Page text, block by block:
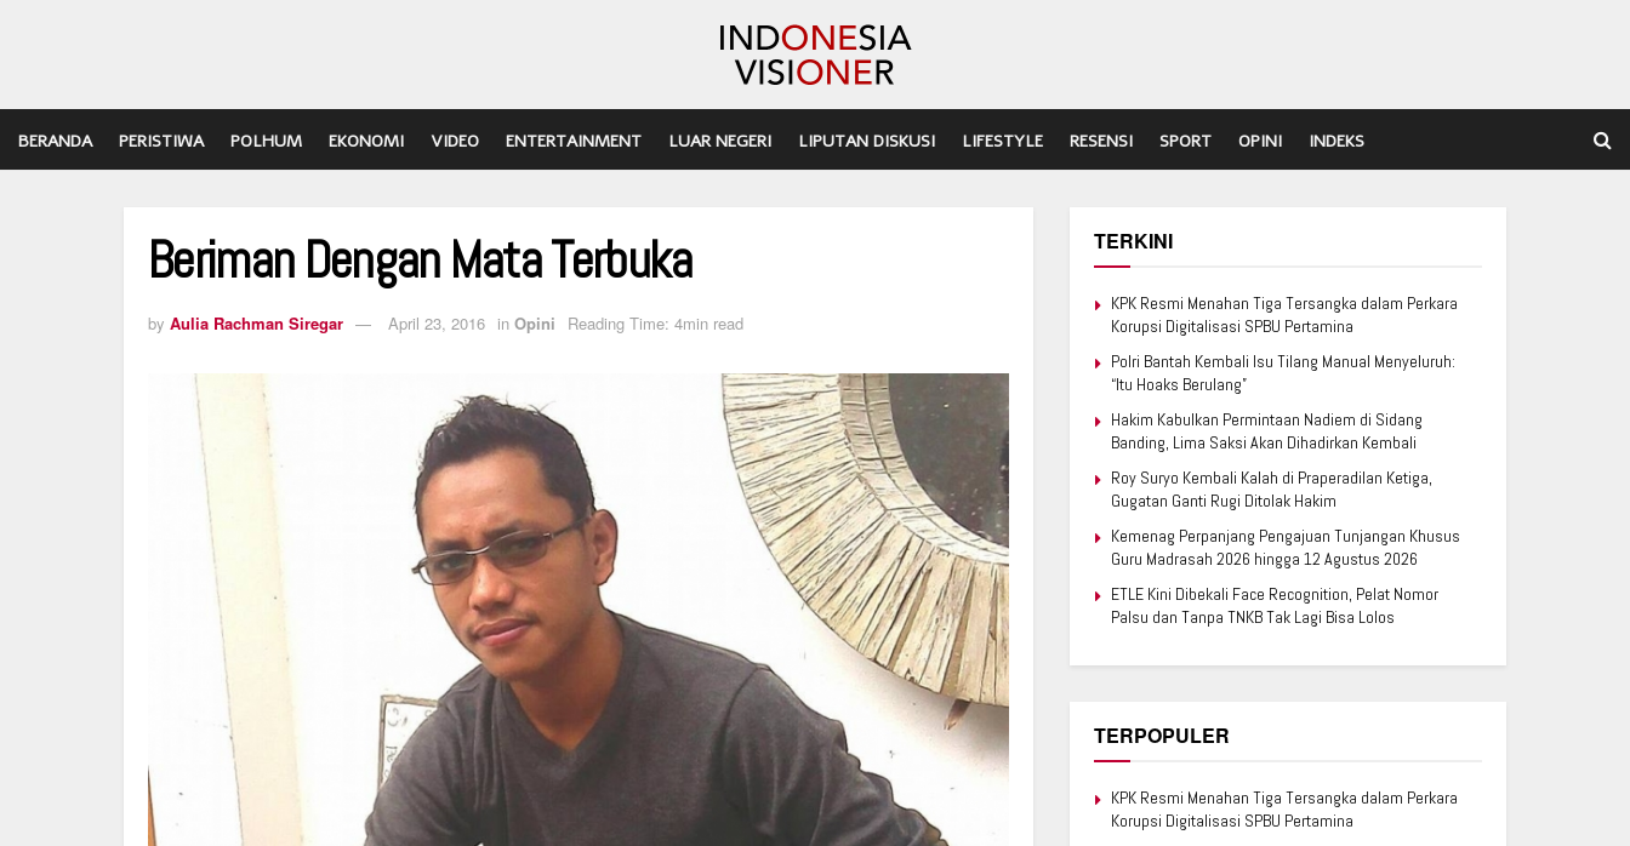
BERANDA PERISTIWA POLHUM EKONOMI VIDEO ENTERTAINMENT LUAR NEGERI LIPUTAN DISKUSI LIFESTYLE RESENSI SPORT OPINI INDEKS
Beriman Dengan Mata Terbuka
by Aulia Rachman Siregar April 23, 2016 in Opini Reading Time: 4min read
TERKINI
KPK Resmi Menahan Tiga Tersangka dalam Perkara
Korupsi Digitalisasi SPBU Pertamina
Polri Bantah Kembali Isu Tilang Manual Menyeluruh:
“Itu Hoaks Berulang”
Hakim Kabulkan Permintaan Nadiem di Sidang
Banding, Lima Saksi Akan Dihadirkan Kembali
Roy Suryo Kembali Kalah di Praperadilan Ketiga,
Gugatan Ganti Rugi Ditolak Hakim
Kemenag Perpanjang Pengajuan Tunjangan Khusus
Guru Madrasah 2026 hingga 12 Agustus 2026
ETLE Kini Dibekali Face Recognition, Pelat Nomor
Palsu dan Tanpa TNKB Tak Lagi Bisa Lolos
TERPOPULER
KPK Resmi Menahan Tiga Tersangka dalam Perkara
Korupsi Digitalisasi SPBU Pertamina